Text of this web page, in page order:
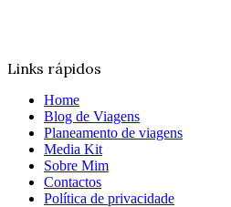
Links rápidos
Home
Blog de Viagens
Planeamento de viagens
Media Kit
Sobre Mim
Contactos
Política de privacidade